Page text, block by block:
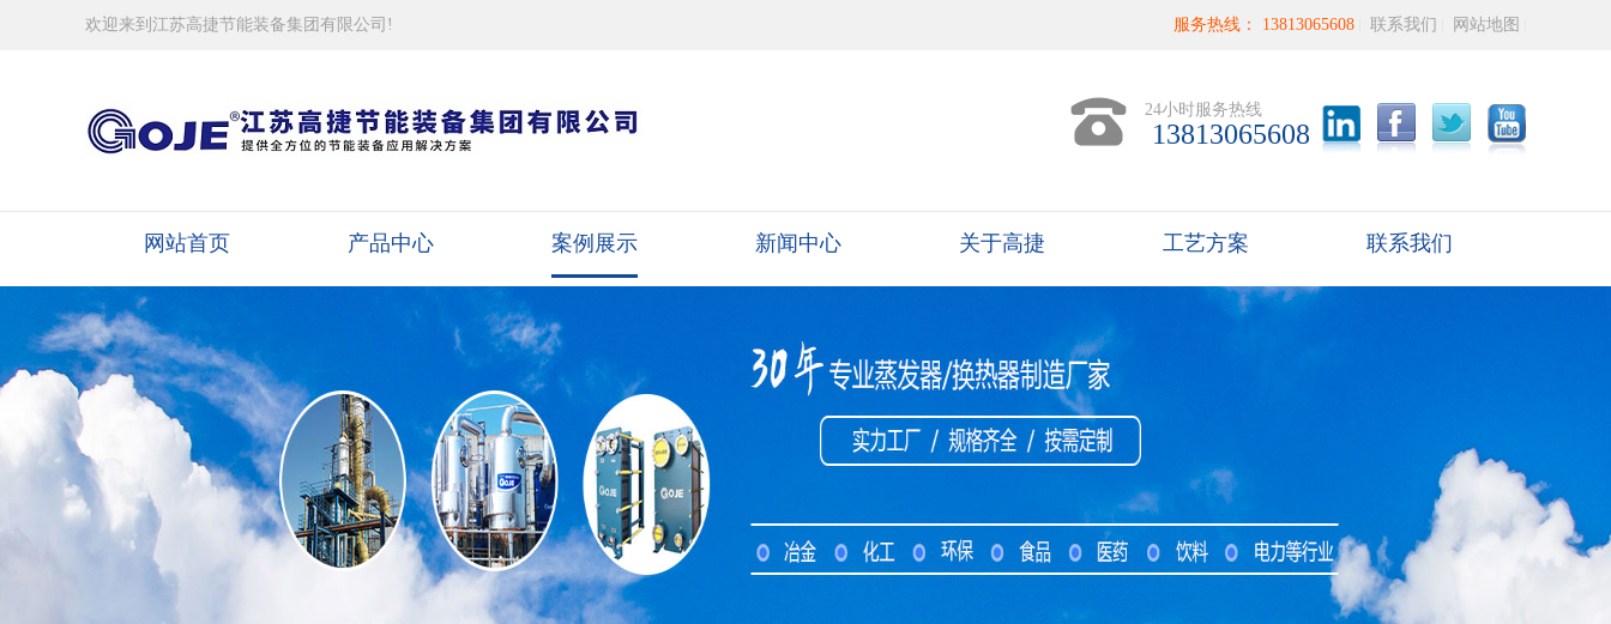
欢迎来到江苏高捷节能装备集团有限公司! 服务热线： 13813065608 联系我们 网站地图
24小时服务热线
13813065608
网站首页 产品中心 案例展示 新闻中心 关于高捷 工艺方案 联系我们